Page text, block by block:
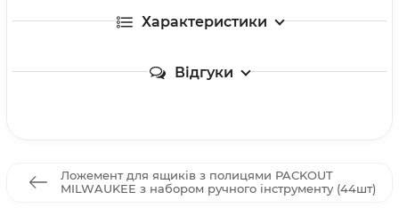
Характеристики
Відгуки
Ложемент для ящиків з полицями PACKOUT
MILWAUKEE з набором ручного інструменту (44шт)